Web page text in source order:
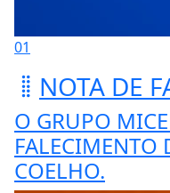
01
NOTA DE
O GRUPO
FALECIMENTO
COELHO.